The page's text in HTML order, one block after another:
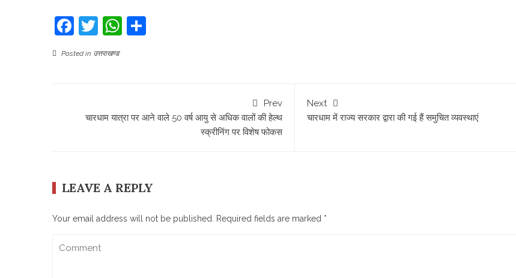
Facebook
TwitterWhatsApp
Posted in उत्तराखण्ड
Prev
चारधाम यात्रा पर आने वाले 50 वर्ष आयु से अधिक वालों की हेल्थ
स्क्रीनिंग पर विशेष फोकस
Next
चारधाम में राज्य सरकार द्वारा की गई हैं समुचित व्यवस्थाएं
LEAVE A REPLY
Your email address will not be published. Required fields are marked *